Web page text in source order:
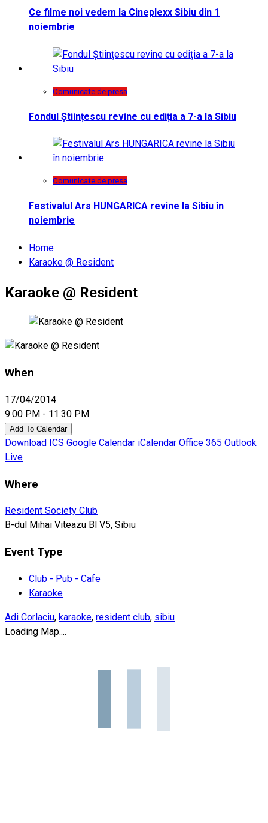
Ce filme noi vedem la Cineplexx Sibiu din 1
noiembrie
Comunicate de presa
Fondul Științescu revine cu ediția a 7-a la Sibiu
Comunicate de presa
Festivalul Ars HUNGARICA revine la Sibiu în
noiembrie
Home
Karaoke @ Resident
Karaoke @ Resident
When
17/04/2014
9:00 PM - 11:30 PM
Add To Calendar
Download ICS Google Calendar iCalendar Office 365 Outlook
Live
Where
Resident Society Club
B-dul Mihai Viteazu Bl V5, Sibiu
Event Type
Club - Pub - Cafe
Karaoke
Adi Corlaciu, karaoke, resident club, sibiu
Loading Map....